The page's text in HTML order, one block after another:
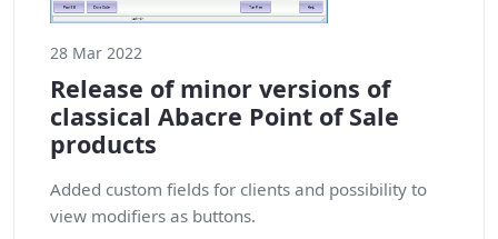
28 Mar 2022
Release of minor versions of
classical Abacre Point of Sale
products
Added custom fields for clients and possibility to
view modifiers as buttons.